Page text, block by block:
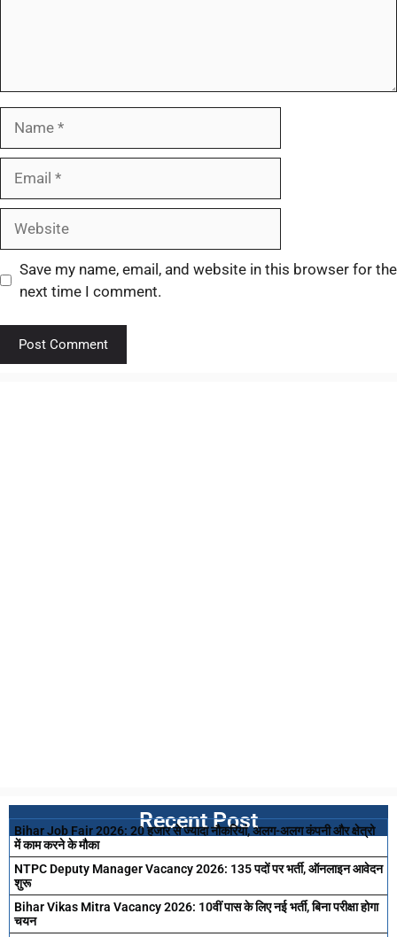
Save my name, email, and website in this browser for the
next time I comment.
Recent Post
Bihar Job Fair 2026: 20 हजार से ज्यादा नौकरियां, अलग-अलग कंपनी और क्षेत्रो
में काम करने के मौका
NTPC Deputy Manager Vacancy 2026: 135 पदों पर भर्ती, ऑनलाइन आवेदन
शुरू
Bihar Vikas Mitra Vacancy 2026: 10वीं पास के लिए नई भर्ती, बिना परीक्षा होगा
चयन